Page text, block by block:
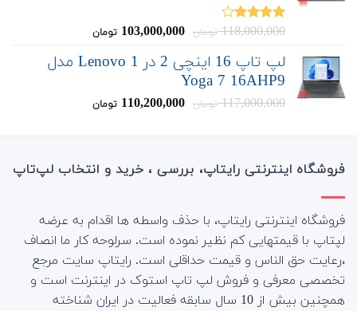
نمره
118,000,000 تومان
قیمت
118,000,000
تومان
بود.
103,000,000 تومانقیمت
103,000,000
لپ تاپ 16 اینچی 2 در 1 Lenovo مدل
Yoga 7 16AHP9
117,000,000 تومان
قیمت
بود.
110,200,000 تومانقیمت
فروشگاه اینترنتی رایتاپ، بررسی ، خرید و انتخاب لپ‌تاپ
فروشگاه اینترنتی رایتاپ، با حذف واسطه ها اقدام به عرضه
لپتاپ با قیمتهایی کم نظیر نموده است. سرلوحه کار ما انصاف
،رعایت حق الناس و قیمت حداقلی است. رایتاپ سایت مرجع
تخصصی معرفی و فروش لپ تاپ استوک در اینترنت است و
همچنین بیش از 10 سال سابقه فعالیت در ایران شناخته